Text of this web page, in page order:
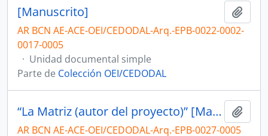
[Manuscrito]
AR BCN AE-ACE-OEI/CEDODAL-Arq.-EPB-0022-0002-
0017-0005
· Unidad documental simple
Parte de Colección OEI/CEDODAL
“La Matriz (autor del proyecto)” [Manuscrito]
AR BCN AE-ACE-OEI/CEDODAL-Arq.-EPB-0027-0005